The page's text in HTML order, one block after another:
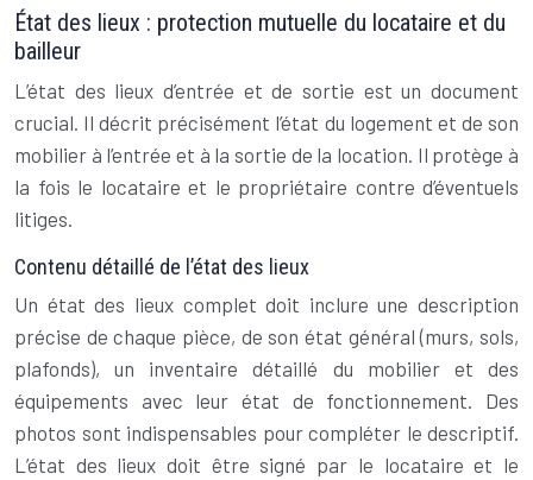
État des lieux : protection mutuelle du locataire et du
bailleur
L’état des lieux d’entrée et de sortie est un document
crucial. Il décrit précisément l’état du logement et de son
mobilier à l’entrée et à la sortie de la location. Il protège à
la fois le locataire et le propriétaire contre d’éventuels
litiges.
Contenu détaillé de l’état des lieux
Un état des lieux complet doit inclure une description
précise de chaque pièce, de son état général (murs, sols,
plafonds), un inventaire détaillé du mobilier et des
équipements avec leur état de fonctionnement. Des
photos sont indispensables pour compléter le descriptif.
L’état des lieux doit être signé par le locataire et le